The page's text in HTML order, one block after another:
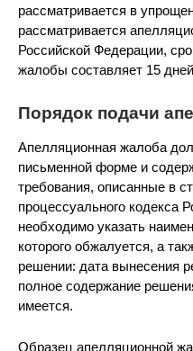
рассматривается в
рассматривается
Российской Федерации,
жалобы составляет 15
Порядок подачи
Апелляционная жалоба
письменной форме и
требования, описанные в
процессуального кодекса
необходимо указать
которого обжалуется, а
решении: дата вынесения
полное содержание
имеется.
Образец апелляционной